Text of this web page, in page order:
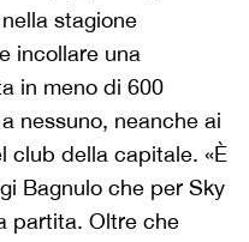
stagione
incollare una
in meno di 600
nessuno, neanche ai
club della capitale. «È
Bagnulo che per Sky
partita. Oltre che